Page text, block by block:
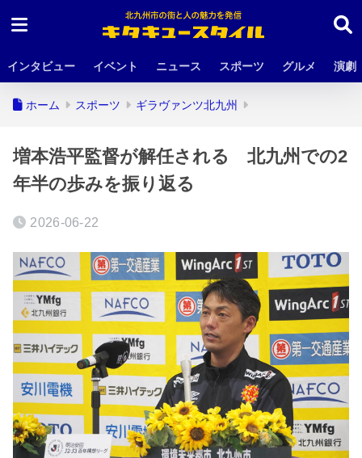
インタビュー イベント ニュース スポーツ グルメ 演劇
ホーム スポーツ ギラヴァンツ北九州
増本浩平監督が解任される 北九州での2
年半の歩みを振り返る
2026-06-22